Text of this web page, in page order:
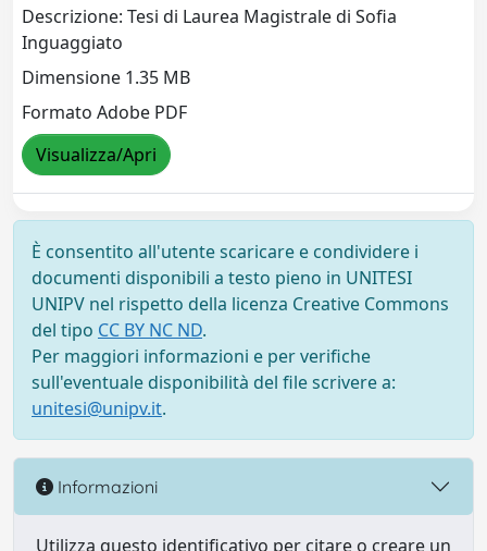
Descrizione: Tesi di Laurea Magistrale di Sofia
Inguaggiato
Dimensione 1.35 MB
Formato Adobe PDF
Visualizza/Apri
È consentito all'utente scaricare e condividere i
documenti disponibili a testo pieno in UNITESI
UNIPV nel rispetto della licenza Creative Commons
del tipo CC BY NC ND.
Per maggiori informazioni e per verifiche
sull'eventuale disponibilità del file scrivere a:
unitesi@unipv.it.
Informazioni
Utilizza questo identificativo per citare o creare un